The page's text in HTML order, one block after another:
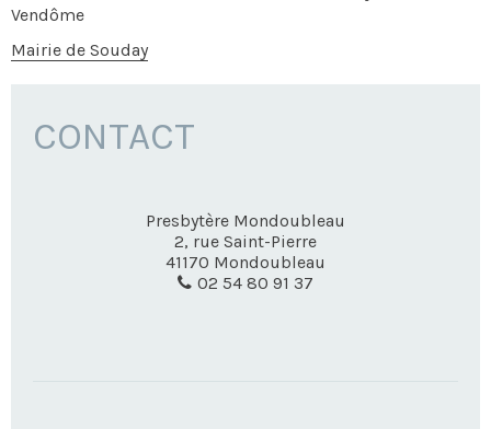
Vendôme
Mairie de Souday
CONTACT
Presbytère Mondoubleau
2, rue Saint-Pierre
41170 Mondoubleau
02 54 80 91 37